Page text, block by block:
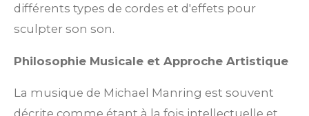
différents types de cordes et d'effets pour
sculpter son son.
Philosophie Musicale et Approche Artistique
La musique de Michael Manring est souvent